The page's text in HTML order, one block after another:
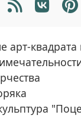
арт-